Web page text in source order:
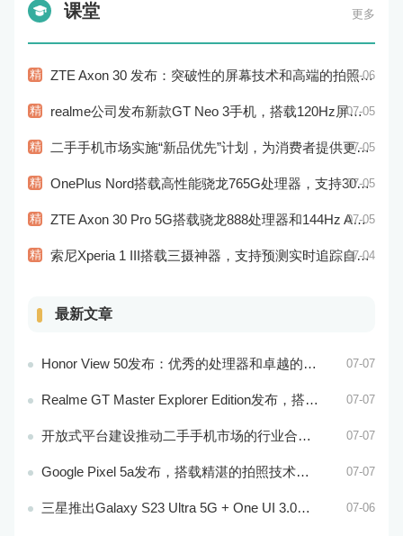
课堂 更多
精 ZTE Axon 30 发布：突破性的屏幕技术和高端的拍照表现07-06
精 realme公司发布新款GT Neo 3手机，搭载120Hz屏幕刷新率07-05
精 二手手机市场实施“新品优先”计划，为消费者提供更加高性能的二手手机选择07-05
精 OnePlus Nord搭载高性能骁龙765G处理器，支持30W快充07-05
精 ZTE Axon 30 Pro 5G搭载骁龙888处理器和144Hz AMOLED显示屏：性能和显示效果俱佳07-05
精 索尼Xperia 1 III搭载三摄神器，支持预测实时追踪自动对焦07-04
最新文章
Honor View 50发布：优秀的处理器和卓越的音频效果 07-07
Realme GT Master Explorer Edition发布，搭载卓越的摄像头和高效的处理器 07-07
开放式平台建设推动二手手机市场的行业合作与共赢 07-07
Google Pixel 5a发布，搭载精湛的拍照技术和处理器 07-07
三星推出Galaxy S23 Ultra 5G + One UI 3.0，搭载骁龙888处理器和一亿像素主摄像头 07-06